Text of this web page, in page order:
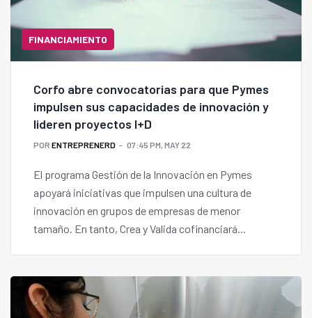
FINANCIAMIENTO
Corfo abre convocatorias para que Pymes
impulsen sus capacidades de innovación y
lideren proyectos I+D
POR ENTREPRENERD 07:45 PM, MAY 22
El programa Gestión de la Innovación en Pymes
apoyará iniciativas que impulsen una cultura de
innovación en grupos de empresas de menor
tamaño. En tanto, Crea y Valida cofinanciará
técnica a escala productiva o comercial.